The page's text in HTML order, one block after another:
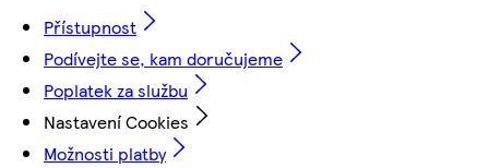
Přístupnost
Podívejte se, kam doručujeme
Poplatek za službu
Nastavení Cookies
Možnosti platby